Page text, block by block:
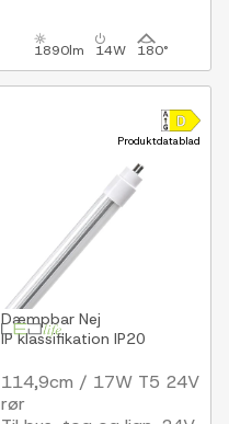
1890lm 14W 180°
Produktdatablad
Dæmpbar Nej
IP klassifikation IP20
114,9cm / 17W T5 24V
rør